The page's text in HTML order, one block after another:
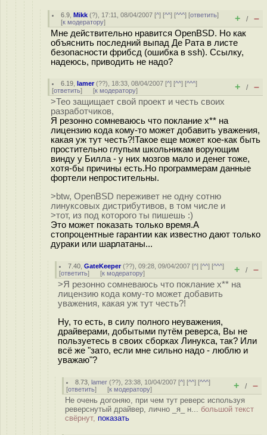
6.9 ,Mikk (?), 17:11, 08/04/2007 [^] [^^] [^^^] [ответить]
[к модератору] + / –
Мне действительно нравится OpenBSD. Но как
объяснить последний выпад Де Рата в листе
безопасности фрибсд (ошибка в ssh). Ссылку,
надеюсь, приводить не надо?
6.19 ,lamer(??), 18:33, 08/04/2007 [^] [^^] [^^^]
[ответить] [к модератору] + / –
>Тео защищает свой проект и честь своих
разработчиков,
Я резонно сомневаюсь что поклание х** на
лицензию кода кому-то может добавить уважения,
какая уж тут честь?!Такое еще может кое-как быть
простительно глупым школьникам ворующим
винду у Билла - у них мозгов мало и денег тоже,
хотя-бы причины есть.Но программерам данные
фортели непростительны.
>btw, OpenBSD переживет не одну сотню
линуксовых дистрибутивов, в том числе и
>тот, из под которого ты пишешь :)
Это может показать только время.А
стопроцентные гарантии как известно дают только
дураки или шарлатаны...
7.40 ,GateKeeper(??), 09:28, 09/04/2007 [^] [^^] [^^^]
[ответить] [к модератору] + / –
>Я резонно сомневаюсь что поклание х** на
лицензию кода кому-то может добавить
уважения, какая уж тут честь?!
Ну, то есть, в силу полного неуважения,
драйверами, добытыми путём реверса, Вы не
пользуетесь в своих сборках Линукса, так? Или
всё же "зато, если мне сильно надо - люблю и
уважаю"?
8.73 ,lamer (??), 23:38, 10/04/2007 [^] [^^] [^^^]
[ответить] [к модератору] + / –
Не очень догоняю, при чем тут реверс используя
реверснутый драйвер, лично _я_ н... большой текст
свёрнут, показать